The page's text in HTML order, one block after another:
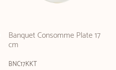
Banquet Consomme Plate 17
cm
BNC17KKT